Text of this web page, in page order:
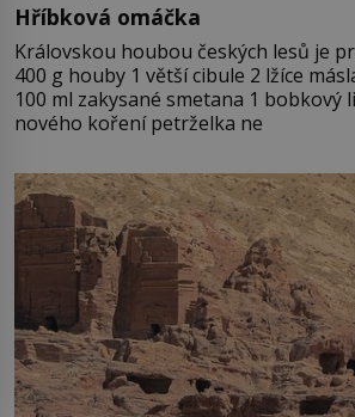
Hříbková omáčka
Královskou houbou českých lesů je pravý
400 g houby 1 větší cibule 2 lžíce
100 ml zakysané smetana 1 bobkový
nového koření petrželka ne